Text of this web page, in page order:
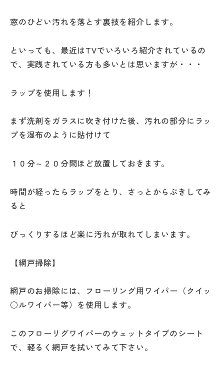
窓のひどい汚れを落とす裏技を紹介します。
といっても、最近はTVでいろいろ紹介されているの
で、実践されている方も多いとは思いますが・・・
ラップを使用します！
まず洗剤をガラスに吹き付けた後、汚れの部分にラッ
プを湿布のように貼付けて
１０分～２０分間ほど放置しておきます。
時間が経ったらラップをとり、さっとからぶきしてみ
ると
びっくりするほど楽に汚れが取れてしまいます。
【網戸掃除】
網戸のお掃除には、フローリング用ワイパー（クイッ
○ルワイパー等）を使用します。
このフローリグワイパーのウェットタイプのシート
で、軽るく網戸を拭いてみて下さい。